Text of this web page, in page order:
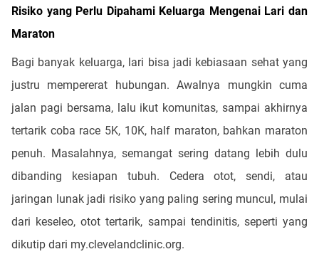
Risiko yang Perlu Dipahami Keluarga Mengenai Lari dan
Maraton
Bagi banyak keluarga, lari bisa jadi kebiasaan sehat yang
justru mempererat hubungan. Awalnya mungkin cuma
jalan pagi bersama, lalu ikut komunitas, sampai akhirnya
tertarik coba race 5K, 10K, half maraton, bahkan maraton
penuh. Masalahnya, semangat sering datang lebih dulu
dibanding kesiapan tubuh. Cedera otot, sendi, atau
jaringan lunak jadi risiko yang paling sering muncul, mulai
dari keseleo, otot tertarik, sampai tendinitis, seperti yang
dikutip dari my.clevelandclinic.org.